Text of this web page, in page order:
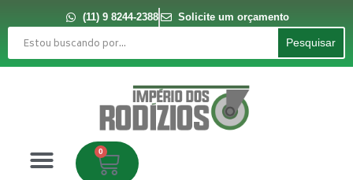
conteúdo
(11) 9 8244-2388
Solicite um orçamento
Pesquisar
Pesquisar
0
Carrinho